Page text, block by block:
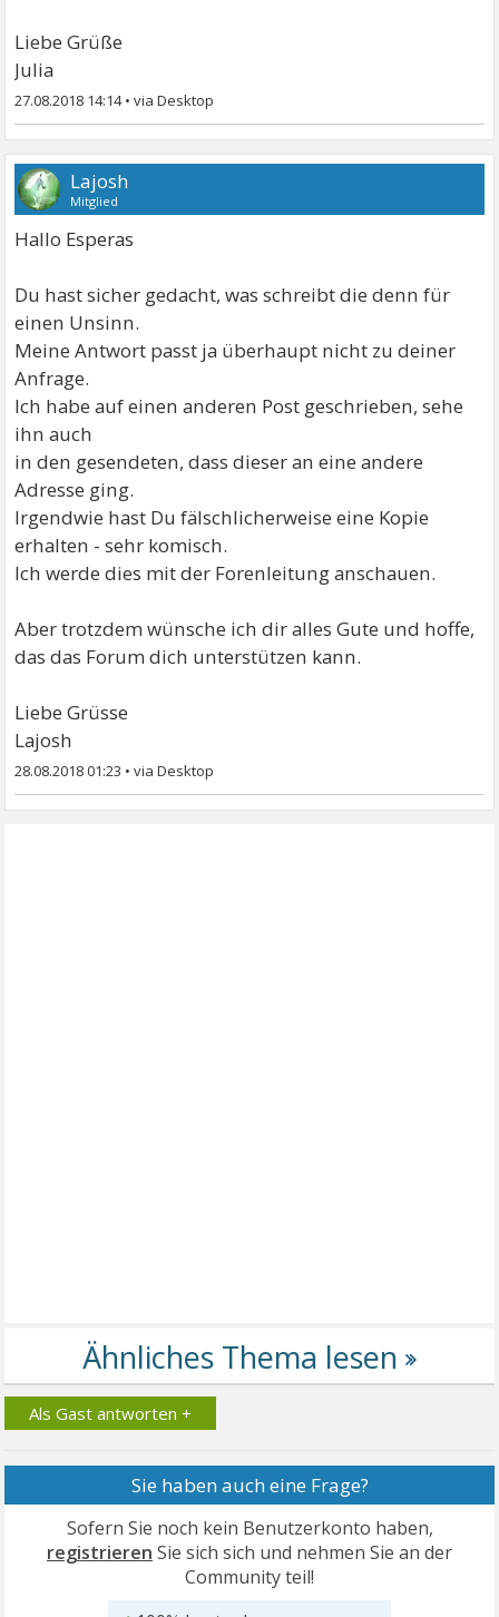
Liebe Grüße
Julia
27.08.2018 14:14•
Lajosh
Mitglied
Hallo Esperas
Du hast sicher gedacht, was schreibt die denn für
einen Unsinn.
Meine Antwort passt ja überhaupt nicht zu deiner
Anfrage.
Ich habe auf einen anderen Post geschrieben, sehe
ihn auch
in den gesendeten, dass dieser an eine andere
Adresse ging.
Irgendwie hast Du fälschlicherweise eine Kopie
erhalten - sehr komisch.
Ich werde dies mit der Forenleitung anschauen.
Aber trotzdem wünsche ich dir alles Gute und hoffe,
das das Forum dich unterstützen kann.
Liebe Grüsse
Lajosh
28.08.2018 01:23 •
Als Gast antworten +
Sie haben auch eine Frage?
Sofern Sie noch kein Benutzerkonto haben,
registrieren Sie sich sich und nehmen Sie an der
Community teil!